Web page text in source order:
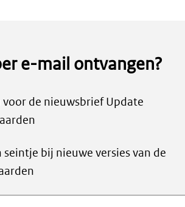
e-mail ontvangen?
de nieuwsbrief Update
seintje bij nieuwe versies van de